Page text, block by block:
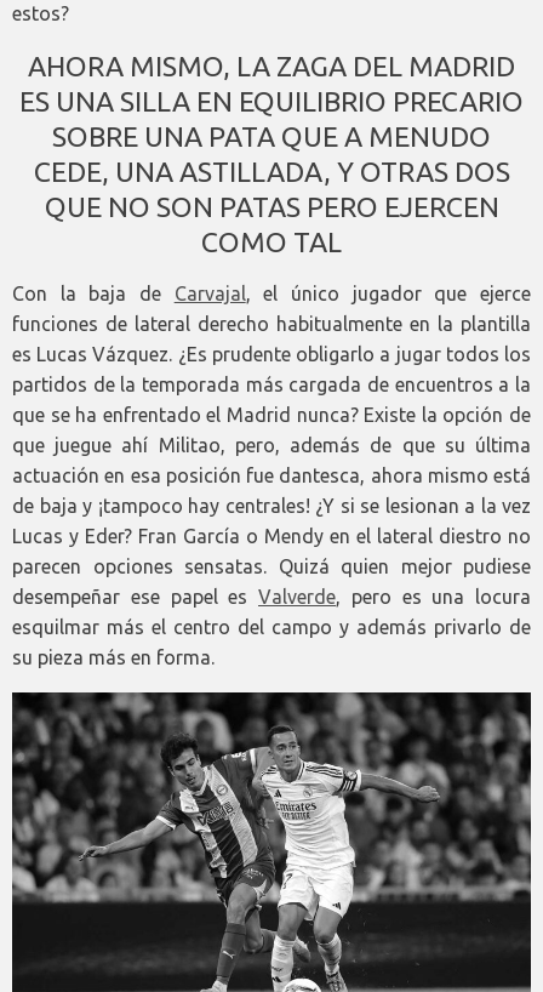
estos?
AHORA MISMO, LA ZAGA DEL MADRID
ES UNA SILLA EN EQUILIBRIO PRECARIO
SOBRE UNA PATA QUE A MENUDO
CEDE, UNA ASTILLADA, Y OTRAS DOS
QUE NO SON PATAS PERO EJERCEN
COMO TAL
Con la baja de Carvajal, el único jugador que ejerce
funciones de lateral derecho habitualmente en la plantilla
es Lucas Vázquez. ¿Es prudente obligarlo a jugar todos los
partidos de la temporada más cargada de encuentros a la
que se ha enfrentado el Madrid nunca? Existe la opción de
que juegue ahí Militao, pero, además de que su última
actuación en esa posición fue dantesca, ahora mismo está
de baja y ¡tampoco hay centrales! ¿Y si se lesionan a la vez
Lucas y Eder? Fran García o Mendy en el lateral diestro no
parecen opciones sensatas. Quizá quien mejor pudiese
desempeñar ese papel es Valverde, pero es una locura
esquilmar más el centro del campo y además privarlo de
su pieza más en forma.